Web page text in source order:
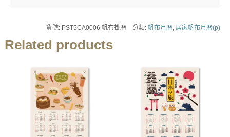
貨號: PST5CA0006 帆布掛曆 分類:帆布月曆 居家帆布月曆(p)
Related products